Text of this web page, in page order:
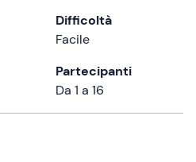
Difficoltà
Facile
Partecipanti
Da 1 a 16